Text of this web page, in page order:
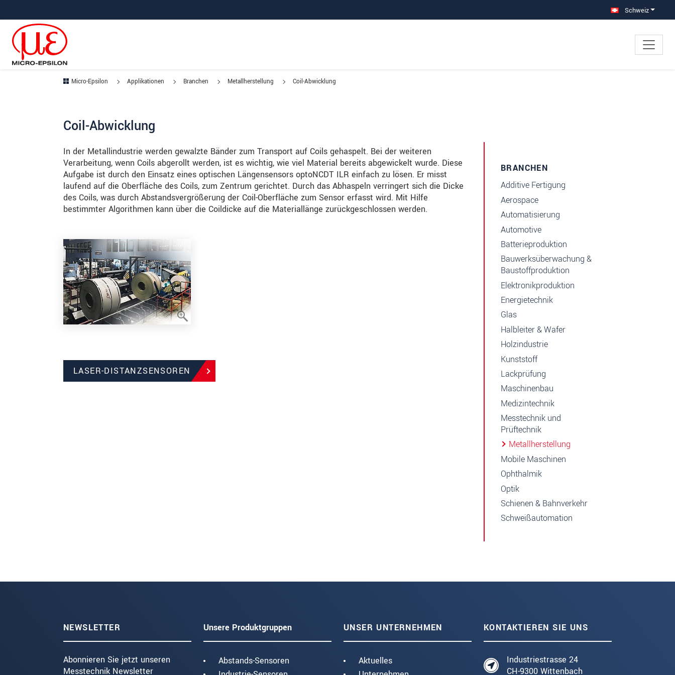
Schweiz
Micro-Epsilon Applikationen Branchen Metallherstellung Coil-Abwicklung
Coil-Abwicklung
In der Metallindustrie werden gewalzte Bänder zum Transport auf Coils gehaspelt. Bei der weiteren
Verarbeitung, wenn Coils abgerollt werden, ist es wichtig, wie viel Material bereits abgewickelt wurde. Diese
Aufgabe ist durch den Einsatz eines optischen Längensensors optoNCDT ILR einfach zu lösen. Er misst
laufend auf die Oberfläche des Coils, zum Zentrum gerichtet. Durch das Abhaspeln verringert sich die Dicke
des Coils, was durch Abstandsvergrößerung der Coil-Oberfläche zum Sensor erfasst wird. Mit Hilfe
bestimmter Algorithmen kann über die Coildicke auf die Materiallänge zurückgeschlossen werden.
LASER-DISTANZSENSOREN
BRANCHEN
Additive Fertigung
Aerospace
Automatisierung
Automotive
Batterieproduktion
Bauwerksüberwachung &
Baustoffproduktion
Elektronikproduktion
Energietechnik
Glas
Halbleiter & Wafer
Holzindustrie
Kunststoff
Lackprüfung
Maschinenbau
Medizintechnik
Messtechnik und
Prüftechnik
Metallherstellung
Mobile Maschinen
Ophthalmik
Optik
Schienen & Bahnverkehr
Schweißautomation
NEWSLETTER
Abonnieren Sie jetzt unseren
Messtechnik Newsletter
Unsere Produktgruppen
Abstands-Sensoren
UNSER UNTERNEHMEN
Aktuelles
KONTAKTIEREN SIE UNS
Industriestrasse 24
CH-9300 Wittenbach